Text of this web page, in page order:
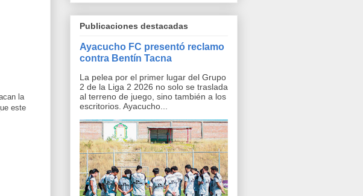
la
este
Publicaciones destacadas
Ayacucho FC presentó reclamo
contra Bentín Tacna
La pelea por el primer lugar del Grupo
2 de la Liga 2 2026 no solo se traslada
al terreno de juego, sino también a los
escritorios. Ayacucho...